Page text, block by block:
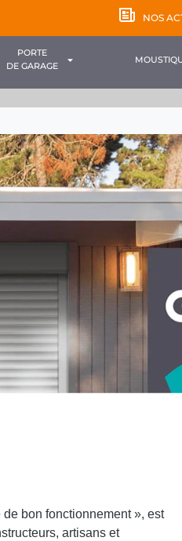
NOS
PORTE
DE GARAGE
bon fonctionnement », est
artisans et